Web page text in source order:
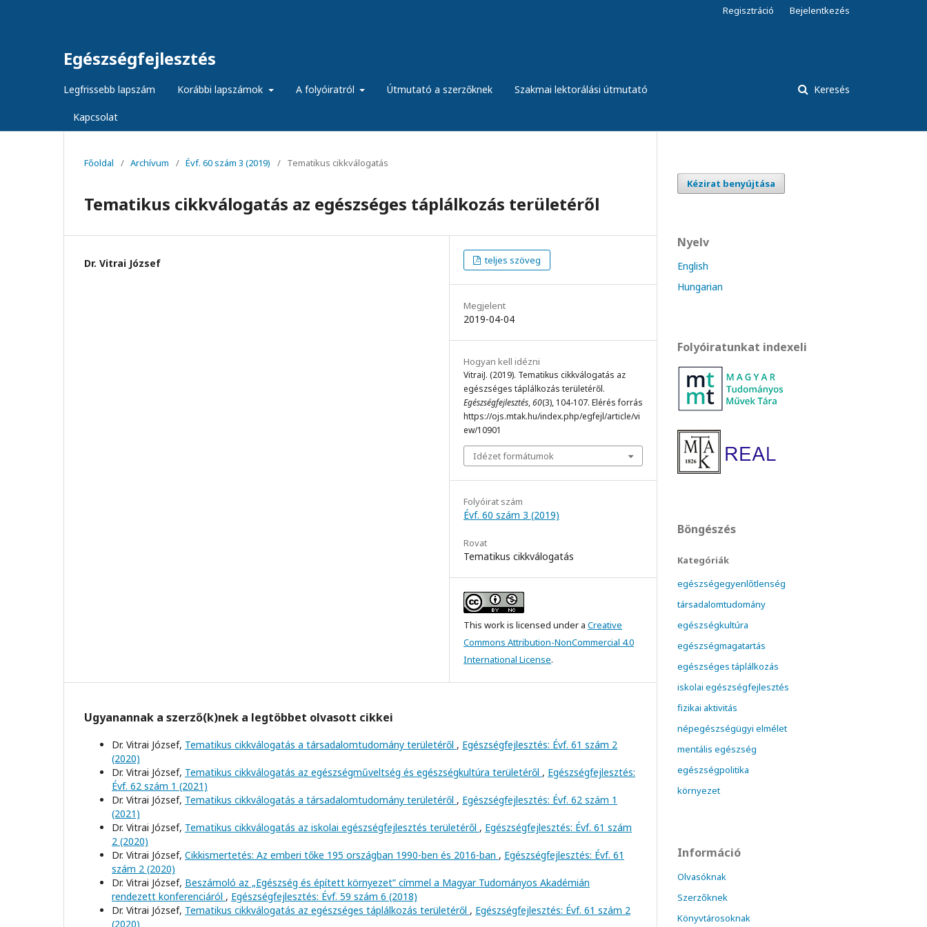
Egészségfejlesztés
Legfrissebb lapszám Korábbi lapszámok A folyóiratról Útmutató a szerzőknek Szakmai lektorálási útmutató
Kapcsolat
Keresés
Regisztráció Bejelentkezés
Főoldal / Archívum / Évf. 60 szám 3 (2019) / Tematikus cikkválogatás
Tematikus cikkválogatás az egészséges táplálkozás területéről
Dr. Vitrai József teljes szöveg
Megjelent
2019-04-04
Hogyan kell idézni
VitraiJ. (2019). Tematikus cikkválogatás az
egészséges táplálkozás területéről.
Egészségfejlesztés,60(3), 104-107. Elérés forrás
https://ojs.mtak.hu/index.php/egfejl/article/vi
ew/10901
Idézet formátumok
Folyóirat szám
Évf. 60 szám 3 (2019)
Rovat
Tematikus cikkválogatás
This work is licensed under a Creative
Commons Attribution-NonCommercial 4.0
International License.
Ugyanannak a szerző(k)nek a legtöbbet olvasott cikkei
Dr. Vitrai József, Tematikus cikkválogatás a társadalomtudomány területéről , Egészségfejlesztés: Évf. 61 szám 2
(2020)
Dr. Vitrai József, Tematikus cikkválogatás az egészségműveltség és egészségkultúra területéről , Egészségfejlesztés:
Évf. 62 szám 1 (2021)
Dr. Vitrai József, Tematikus cikkválogatás a társadalomtudomány területéről , Egészségfejlesztés: Évf. 62 szám 1
(2021)
Dr. Vitrai József, Tematikus cikkválogatás az iskolai egészségfejlesztés területéről , Egészségfejlesztés: Évf. 61 szám
2 (2020)
Dr. Vitrai József, Cikkismertetés: Az emberi tőke 195 országban 1990-ben és 2016-ban , Egészségfejlesztés: Évf. 61
szám 2 (2020)
Dr. Vitrai József, Beszámoló az „Egészség és épített környezet” címmel a Magyar Tudományos Akadémián
rendezett konferenciáról , Egészségfejlesztés: Évf. 59 szám 6 (2018)
Dr. Vitrai József, Tematikus cikkválogatás az egészséges táplálkozás területéről , Egészségfejlesztés: Évf. 61 szám 2
(2020)
Kézirat benyújtása
Nyelv
English
Hungarian
Folyóiratunkat indexeli
Böngészés
Kategóriák
egészségegyenlőtlenség
társadalomtudomány
egészségkultúra
egészségmagatartás
egészséges táplálkozás
iskolai egészségfejlesztés
fizikai aktivitás
népegészségügyi elmélet
mentális egészség
egészségpolitika
környezet
Információ
Olvasóknak
Szerzőknek
Könyvtárosoknak